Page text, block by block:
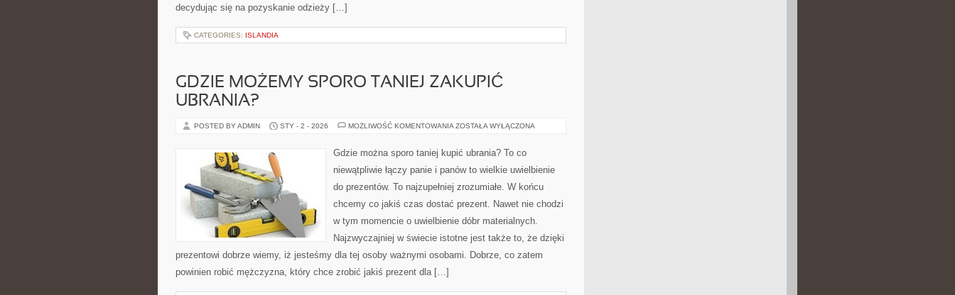
decydując się na pozyskanie odzieży […]
CATEGORIES: ISLANDIA
GDZIE MOŻEMY SPORO TANIEJ ZAKUPIĆ
UBRANIA?
POSTED BY ADMIN STY - 2 - 2026 MOŻLIWOŚĆ KOMENTOWANIA GDZIE
TANIEJ
ZAKUPIĆ
ZOSTAŁA WYŁĄCZONA
Gdzie można sporo taniej kupić ubrania? To co
niewątpliwie łączy panie i panów to wielkie uwielbienie
do prezentów. To najzupełniej zrozumiałe. W końcu
chcemy co jakiś czas dostać prezent. Nawet nie chodzi
w tym momencie o uwielbienie dóbr materialnych.
Najzwyczajniej w świecie istotne jest także to, że dzięki
prezentowi dobrze wiemy, iż jesteśmy dla tej osoby ważnymi osobami. Dobrze, co zatem
powinien robić mężczyzna, który chce zrobić jakiś prezent dla […]